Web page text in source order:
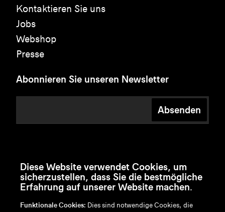
Kontaktieren Sie uns
Jobs
Webshop
Presse
Abonnieren Sie unseren Newsletter
Absenden
Diese Website verwendet Cookies, um
sicherzustellen, dass Sie die bestmögliche
Erfahrung auf unserer Website machen.
Funktionale Cookies: Dies sind notwendige Cookies, die